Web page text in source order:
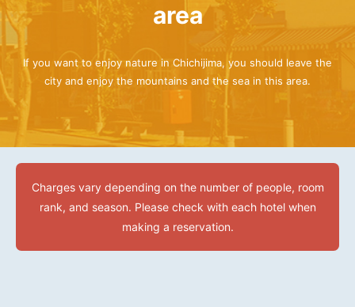
area
If you want to enjoy nature in Chichijima, you should leave the
city and enjoy the mountains and the sea in this area.
Charges vary depending on the number of people, room
rank, and season. Please check with each hotel when
making a reservation.